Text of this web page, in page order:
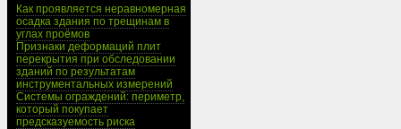
Как проявляется неравномерная
осадка здания по трещинам в
углах проёмов
Признаки деформаций плит
перекрытия при обследовании
зданий по результатам
инструментальных измерений
Системы ограждений: периметр,
который покупает
предсказуемость риска